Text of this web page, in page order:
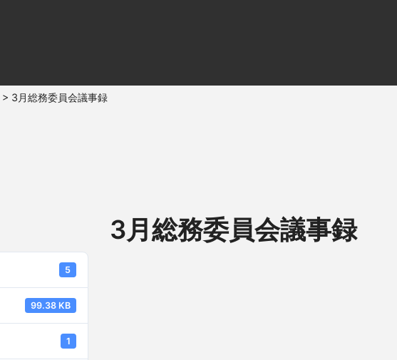
> 3月総務委員会議事録
5
99.38 KB
1
3月総務委員会議事録